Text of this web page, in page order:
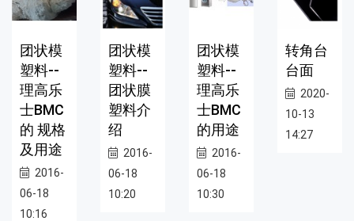
团状模
塑料--
理高乐
士BMC
的 规格
及用途
2016-
06-18
10:16
团状模
塑料--
团状膜
塑料介
绍
2016-
06-18
10:20
团状模
塑料--
理高乐
士BMC
的用途
2016-
06-18
10:30
转角台
台面
2020-
10-13
14:27